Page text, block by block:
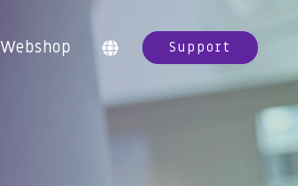
Webshop Support